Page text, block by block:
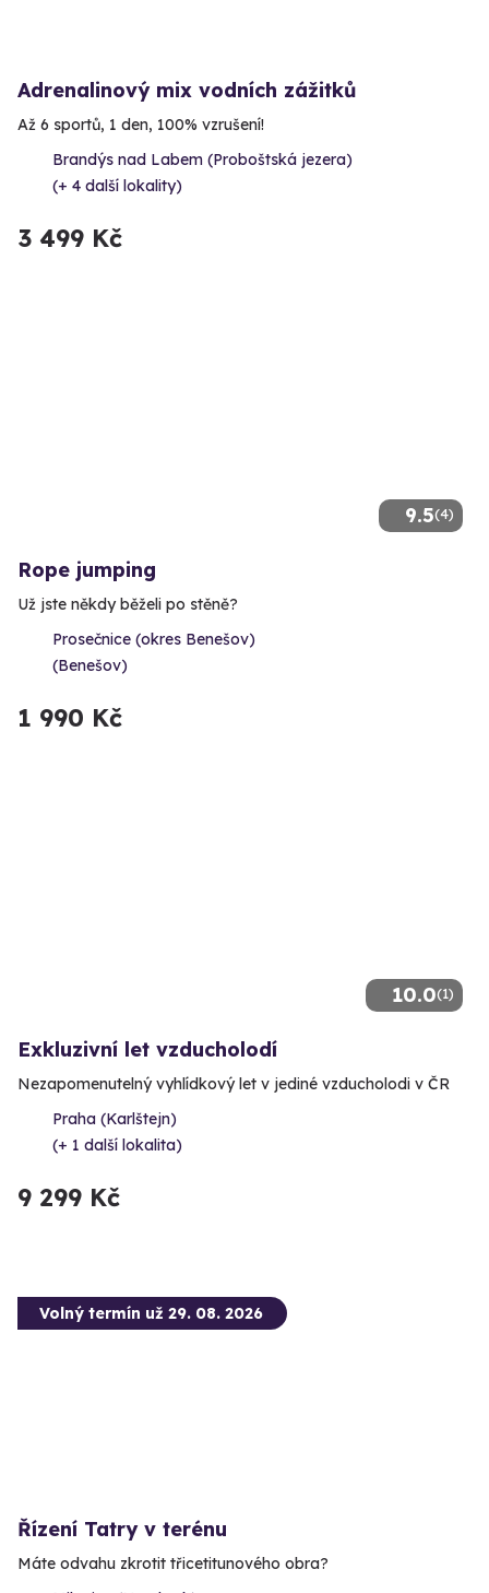
Adrenalinový mix vodních zážitků
Až 6 sportů, 1 den, 100% vzrušení!
Brandýs nad Labem (Proboštská jezera)
(+ 4 další lokality)
3 499 Kč
9.5(4)
Rope jumping
Už jste někdy běželi po stěně?
Prosečnice (okres Benešov)
(Benešov)
1 990 Kč
10.0(1)
Exkluzivní let vzducholodí
Nezapomenutelný vyhlídkový let v jediné vzducholodi v ČR
Praha (Karlštejn)
(+ 1 další lokalita)
9 299 Kč
Volný termín už 29. 08. 2026
Řízení Tatry v terénu
Máte odvahu zkrotit třicetitunového obra?